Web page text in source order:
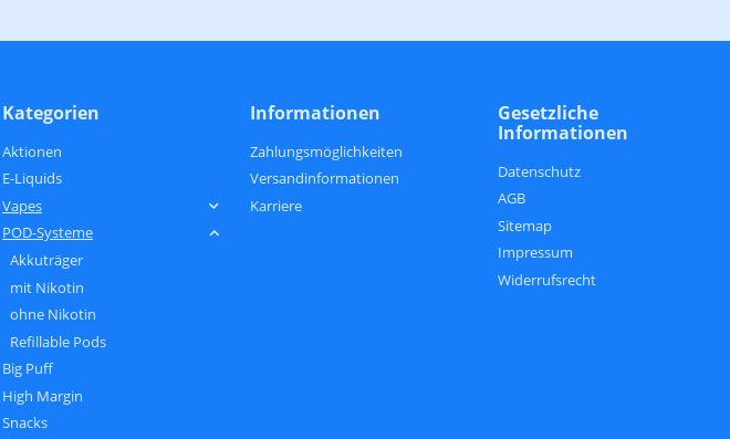
Kategorien
Aktionen
E-Liquids
Vapes
POD-Systeme
Akkuträger
mit Nikotin
ohne Nikotin
Refillable Pods
Big Puff
High Margin
Snacks
Informationen
Zahlungsmöglichkeiten
Versandinformationen
Karriere
Gesetzliche
Informationen
Datenschutz
AGB
Sitemap
Impressum
Widerrufsrecht